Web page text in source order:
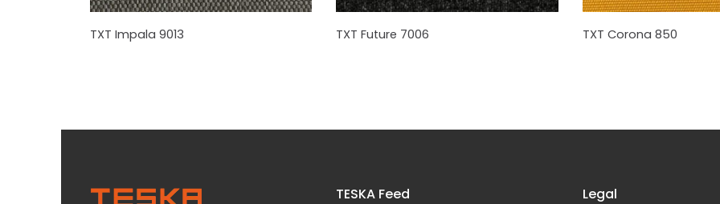
TXT Impala 9013 TXT Future 7006 TXT Corona 850
TESKA Feed Legal